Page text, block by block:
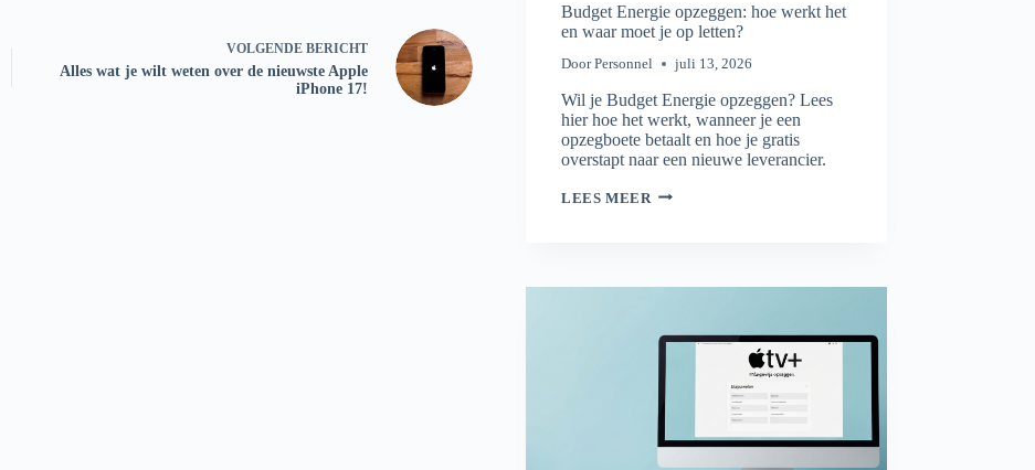
VOLGENDE BERICHT
Alles wat je wilt weten over de nieuwste Apple
iPhone 17!
Budget Energie opzeggen: hoe werkt het
en waar moet je op letten?
Door Personnel juli 13, 2026
Wil je Budget Energie opzeggen? Lees
hier hoe het werkt, wanneer je een
opzegboete betaalt en hoe je gratis
overstapt naar een nieuwe leverancier.
LEES MEER BUDGET
JE
LETTEN?